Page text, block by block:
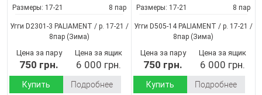
Размеры: 17-21 8 пар
Угги D2301-3 PALIAMENT / p. 17-21 /
8пар (Зима)
Цена за пару
750 грн.
Цена за ящик
6 000 грн.
Купить Подробнее
Размеры: 17-21 8 пар
Угги D505-14 PALIAMENT / p. 17-21 /
8пар (Зима)
Цена за пару
750 грн.
Цена за ящик
6 000 грн.
Купить Подробнее